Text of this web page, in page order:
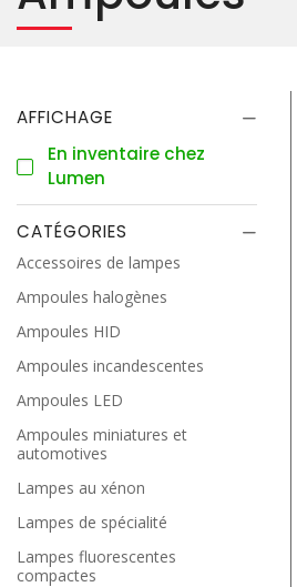
AFFICHAGE
En inventaire chez
Lumen
CATÉGORIES
Accessoires de lampes
Ampoules halogènes
Ampoules HID
Ampoules incandescentes
Ampoules LED
Ampoules miniatures et
automotives
Lampes au xénon
Lampes de spécialité
Lampes fluorescentes
compactes